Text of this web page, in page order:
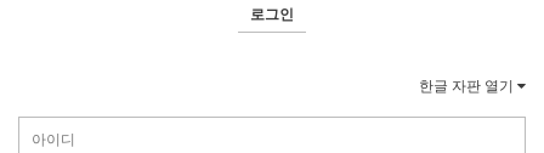
로그인
한글 자판 열기